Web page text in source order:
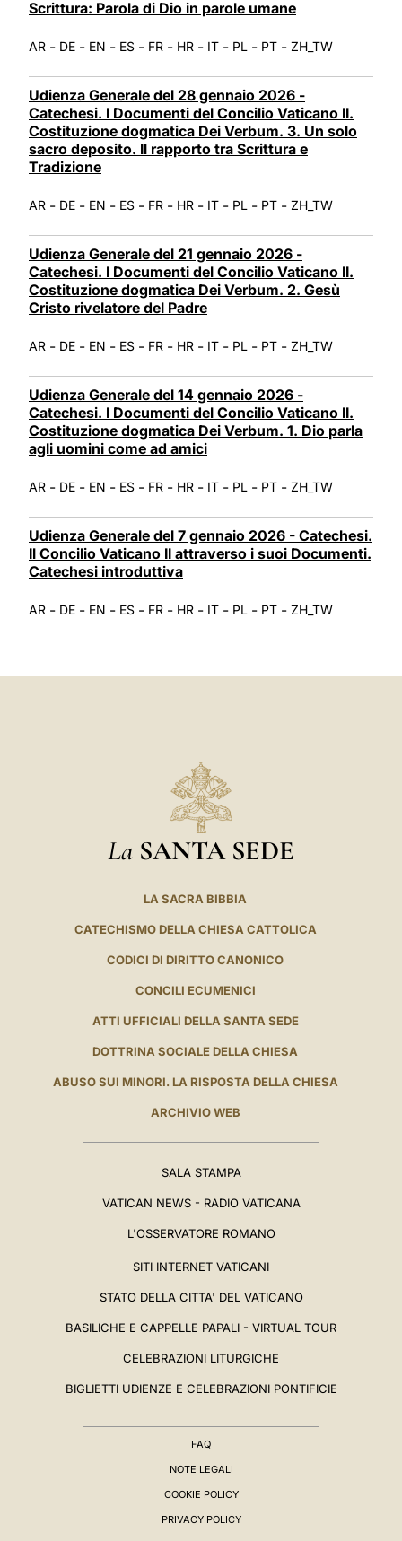
Scrittura: Parola di Dio in parole umane
AR - DE - EN - ES - FR - HR - IT - PL - PT - ZH_TW
Udienza Generale del 28 gennaio 2026 -
Catechesi. I Documenti del Concilio Vaticano II.
Costituzione dogmatica Dei Verbum. 3. Un solo
sacro deposito. Il rapporto tra Scrittura e
Tradizione
AR - DE - EN - ES - FR - HR - IT - PL - PT - ZH_TW
Udienza Generale del 21 gennaio 2026 -
Catechesi. I Documenti del Concilio Vaticano II.
Costituzione dogmatica Dei Verbum. 2. Gesù
Cristo rivelatore del Padre
AR - DE - EN - ES - FR - HR - IT - PL - PT - ZH_TW
Udienza Generale del 14 gennaio 2026 -
Catechesi. I Documenti del Concilio Vaticano II.
Costituzione dogmatica Dei Verbum. 1. Dio parla
agli uomini come ad amici
AR - DE - EN - ES - FR - HR - IT - PL - PT - ZH_TW
Udienza Generale del 7 gennaio 2026 - Catechesi.
Il Concilio Vaticano II attraverso i suoi Documenti.
Catechesi introduttiva
AR - DE - EN - ES - FR - HR - IT - PL - PT - ZH_TW
La SANTA SEDE
LA SACRA BIBBIA
CATECHISMO DELLA CHIESA CATTOLICA
CODICI DI DIRITTO CANONICO
CONCILI ECUMENICI
ATTI UFFICIALI DELLA SANTA SEDE
DOTTRINA SOCIALE DELLA CHIESA
ABUSO SUI MINORI. LA RISPOSTA DELLA CHIESA
ARCHIVIO WEB
SALA STAMPA
VATICAN NEWS - RADIO VATICANA
L'OSSERVATORE ROMANO
SITI INTERNET VATICANI
STATO DELLA CITTA' DEL VATICANO
BASILICHE E CAPPELLE PAPALI - VIRTUAL TOUR
CELEBRAZIONI LITURGICHE
BIGLIETTI UDIENZE E CELEBRAZIONI PONTIFICIE
FAQ
NOTE LEGALI
COOKIE POLICY
PRIVACY POLICY